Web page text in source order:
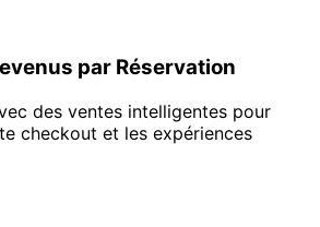
par Réservation
des ventes intelligentes pour
checkout et les expériences